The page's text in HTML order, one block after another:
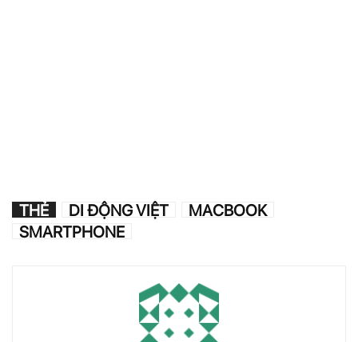
THẺ DI ĐỘNG VIỆT
MACBOOK
SMARTPHONE